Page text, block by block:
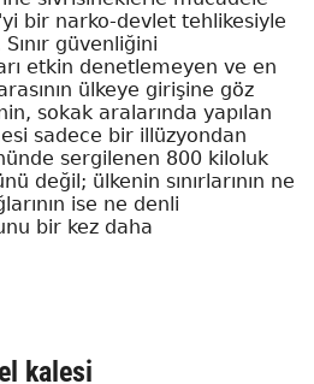
bir narko-devlet tehlikesiyle
Sınır güvenliğini
etkin denetlemeyen ve en
ülkeye girişine göz
sokak aralarında yapılan
sadece bir illüzyondan
sergilenen 800 kiloluk
değil; ülkenin sınırlarının ne
ise ne denli
bir kez daha
kalesi